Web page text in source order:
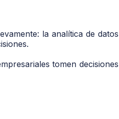
la analítica de datos
tomen decisiones